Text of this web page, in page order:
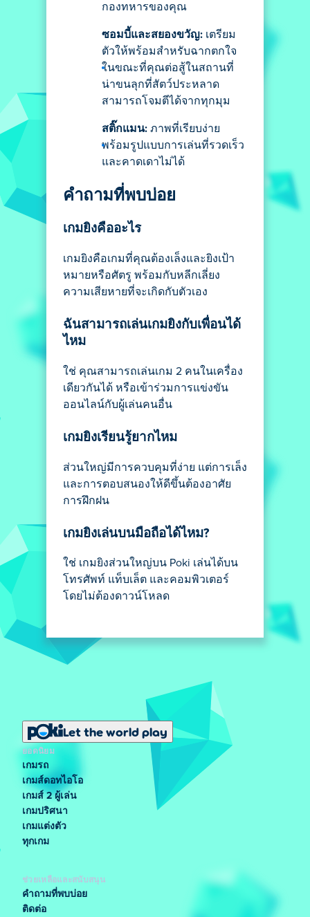
กองทหารของคุณ
ซอมบี้และสยองขวัญ: เตรียม
ตัวให้พร้อมสำหรับฉากตกใจ
ในขณะที่คุณต่อสู้ในสถานที่
น่าขนลุกที่สัตว์ประหลาด
สามารถโจมตีได้จากทุกมุม
สติ๊กแมน: ภาพที่เรียบง่าย
พร้อมรูปแบบการเล่นที่รวดเร็ว
และคาดเดาไม่ได้
คำถามที่พบบ่อย
เกมยิงคืออะไร
เกมยิงคือเกมที่คุณต้องเล็งและยิงเป้า
หมายหรือศัตรู พร้อมกับหลีกเลี่ยง
ความเสียหายที่จะเกิดกับตัวเอง
ฉันสามารถเล่นเกมยิงกับเพื่อนได้
ไหม
ใช่ คุณสามารถเล่นเกม 2 คนในเครื่อง
เดียวกันได้ หรือเข้าร่วมการแข่งขัน
ออนไลน์กับผู้เล่นคนอื่น
เกมยิงเรียนรู้ยากไหม
ส่วนใหญ่มีการควบคุมที่ง่าย แต่การเล็ง
และการตอบสนองให้ดีขึ้นต้องอาศัย
การฝึกฝน
เกมยิงเล่นบนมือถือได้ไหม?
ใช่ เกมยิงส่วนใหญ่บน Poki เล่นได้บน
โทรศัพท์ แท็บเล็ต และคอมพิวเตอร์
โดยไม่ต้องดาวน์โหลด
Let the world play
ยอดนิยม
เกมรถ
เกมส์ดอทไอโอ
เกมส์ 2 ผู้เล่น
เกมปริศนา
เกมแต่งตัว
ทุกเกม
ช่วยเหลือและสนับสนุน
คำถามที่พบบ่อย
ติดต่อ